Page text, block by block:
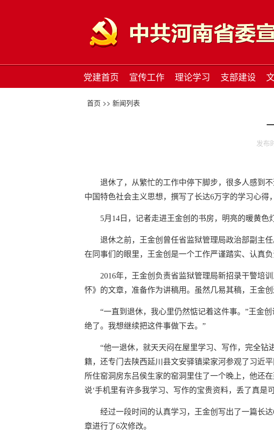
党建首页 宣传工作 理论学习 支部建设
首页 >> 新闻列表
发布
退休了，从繁忙的工作中停下脚步，很多人感到
中国特色社会主义思想，撰写了长达6万字的学习心得
5月14日，记者走进王金创的书房，明亮的暖黄色
退休之前，王金创曾任省监狱管理局政治部副主
在同事们的眼里，王金创是一个工作严谨踏实、认真负
2016年，王金创负责省监狱管理局新招录干警培
怀》的文章，准备作为讲稿用。虽然几易其稿，王金
“一直到退休，我心里仍然惦记着这件事。”王金
绝了。我想继续把这件事做下去。”
“他一退休，就天天闷在屋里学习、写作，完全
籍，还专门去陕西延川县文安驿镇梁家河参观了习近
所住窑洞房东吕侯生家的窑洞里住了一个晚上，他还
说‘手机里有许多我学习、写作的宝贵资料，丢了真是可
经过一段时间的认真学习，王金创写出了一篇长
章进行了6次修改。